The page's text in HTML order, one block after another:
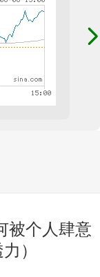
被个人肆意
）